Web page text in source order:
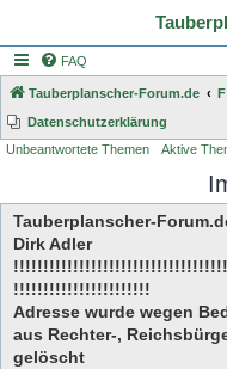
FAQ
Tauberplanscher-Forum.de
Datenschutzerklärung
Unbeantwortete Themen Aktive
Tauberplanscher-
Dirk Adler
!!!!!!!!!!!!!!!!!!!!!!!
Adresse wurde wegen
aus Rechter-,
gelöscht